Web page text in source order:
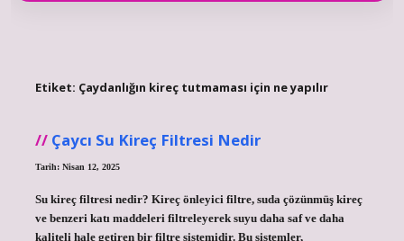
Etiket: Çaydanlığın kireç tutmaması için ne yapılır
Çaycı Su Kireç Filtresi Nedir
Tarih: Nisan 12, 2025
Su kireç filtresi nedir? Kireç önleyici filtre, suda çözünmüş kireç
ve benzeri katı maddeleri filtreleyerek suyu daha saf ve daha
kaliteli hale getiren bir filtre sistemidir. Bu sistemler,